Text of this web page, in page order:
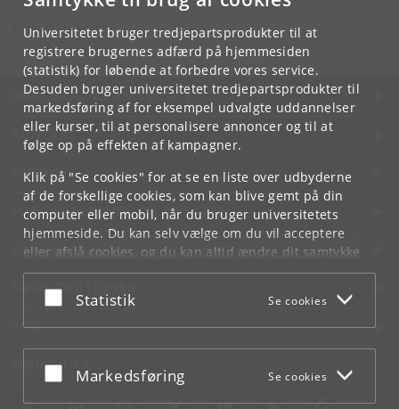
Universitetet bruger tredjepartsprodukter til at
registrere brugernes adfærd på hjemmesiden
(statistik) for løbende at forbedre vores service.
Desuden bruger universitetet tredjepartsprodukter til
markedsføring af for eksempel udvalgte uddannelser
eller kurser, til at personalisere annoncer og til at
følge op på effekten af kampagner.
Klik på "Se cookies" for at se en liste over udbyderne
af de forskellige cookies, som kan blive gemt på din
computer eller mobil, når du bruger universitetets
hjemmeside. Du kan selv vælge om du vil acceptere
eller afslå cookies, og du kan altid ændre dit samtykke
underCookie- og privatlivspolitiksom du finder i
bunden af hver side.
Acceptér eller afslå
Statistik Se cookies
Acceptér eller afslå
Markedsføring Se cookies
IGNnet@ ign.ku.dk
KØBENHAVNS UNIVERSITET
KONTAKT
SERVICES
FOR STUDERENDE OG ANSATTE
JOB OG KARRIERE
NØDSITUATIONER
WEB
MØD KU PÅ